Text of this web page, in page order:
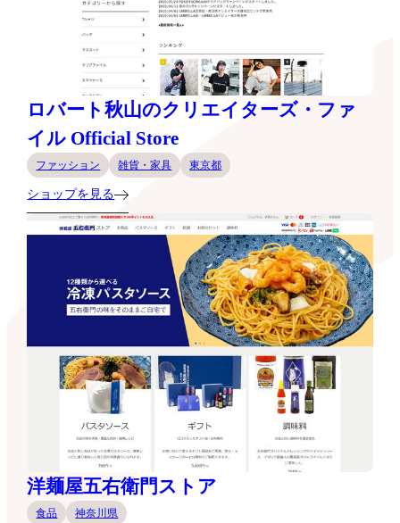
ロバート秋山のクリエイターズ・ファ
イル Official Store
ファッション 雑貨・家具 東京都
ショップを見る
洋麺屋五右衛門ストア
食品 神奈川県